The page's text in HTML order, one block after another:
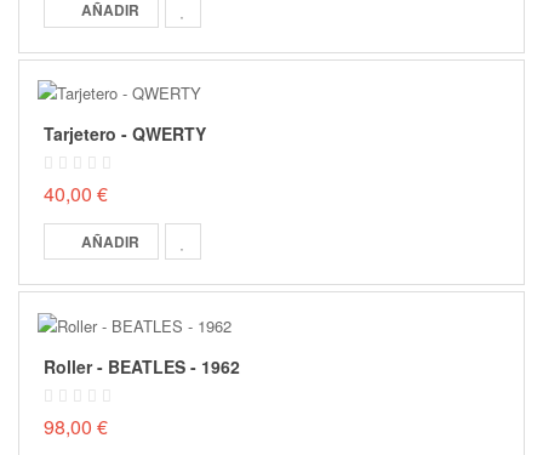
AÑADIR
Tarjetero - QWERTY
40,00 €
AÑADIR
Roller - BEATLES - 1962
98,00 €